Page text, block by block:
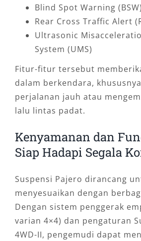
Blind Spot Warning (BSW)
Rear Cross Traffic Alert
Ultrasonic
System (UMS)
Fitur-fitur tersebut
dalam berkendara,
perjalanan jauh atau
lalu lintas padat.
Kenyamanan dan
Siap Hadapi Segala
Suspensi Pajero dirancang
menyesuaikan dengan
Dengan sistem penggerak
varian 4×4) dan pengaturan
4WD-II, pengemudi dapat